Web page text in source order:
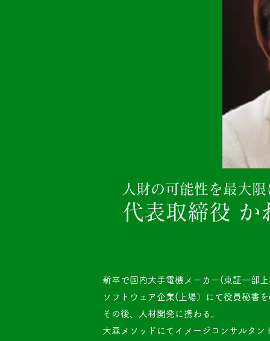
代表取締役
人財の可能性を最大
新卒で国内大手電機メーカー(東証一部
ソフトウェア企業(上場）にて役員秘書
その後、人材開発に携わる。
大森メソッドにてイメージコンサルタ